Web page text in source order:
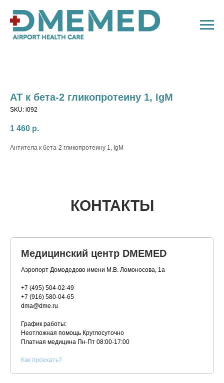
АТ к бета-2 гликопротеину 1, IgM
SKU: i092
1 460 р.
Антитела к бета-2 гликопротеину 1, IgM
КОНТАКТЫ
Медицинский центр DMEMED
Аэропорт Домодедово имени М.В. Ломоносова, 1а
+7 (495) 504-02-49
+7 (916) 580-04-65
dma@dme.ru
График работы:
Неотложная помощь Круглосуточно
Платная медицина Пн-Пт 08:00-17:00
Как проехать?